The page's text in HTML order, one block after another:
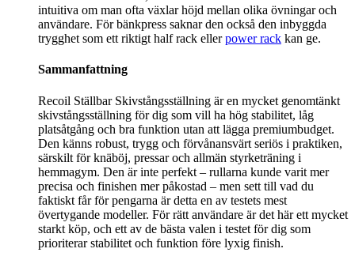
intuitiva om man ofta växlar höjd mellan olika övningar och
användare. För bänkpress saknar den också den inbyggda
trygghet som ett riktigt half rack ellerpower rack kan ge.
Sammanfattning
Recoil Ställbar Skivstångsställning är en mycket genomtänkt
skivstångsställning för dig som vill ha hög stabilitet, låg
platsåtgång och bra funktion utan att lägga premiumbudget.
Den känns robust, trygg och förvånansvärt seriös i praktiken,
särskilt för knäböj, pressar och allmän styrketräning i
hemmagym. Den är inte perfekt – rullarna kunde varit mer
precisa och finishen mer påkostad – men sett till vad du
faktiskt får för pengarna är detta en av testets mest
övertygande modeller. För rätt användare är det här ett mycket
starkt köp, och ett av de bästa valen i testet för dig som
prioriterar stabilitet och funktion före lyxig finish.